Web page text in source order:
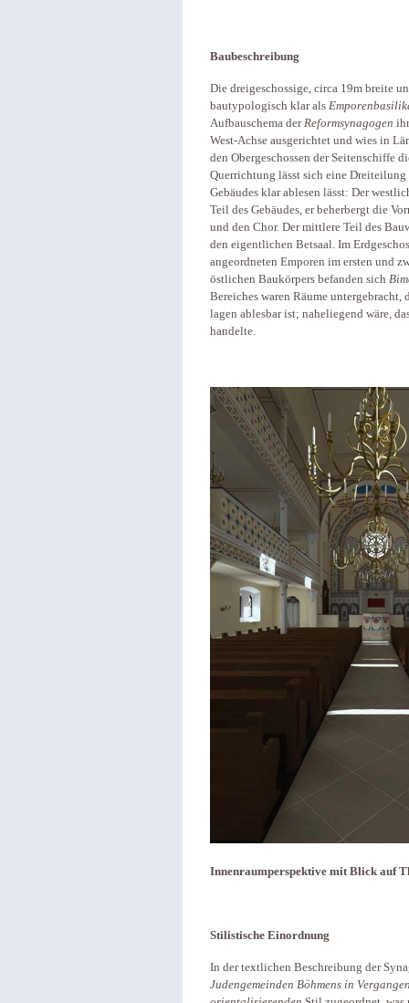
Baubeschreibung
Die dreigeschossige, circa 19m breite
bautypologisch klar als
Aufbauschema derReformsynagogen
West-Achse ausgerichtet und wies in
den Obergeschossen der Seitenschiffe
Querrichtung lässt sich eine
Gebäudes klar ablesen lässt: Der
Teil des Gebäudes, er beherbergt die
und den Chor. Der mittlere Teil des
den eigentlichen Bet­saal. Im
angeordneten Emporen im ersten und
östlichen Baukörpers befanden sich
Bereiches waren Räu­me
lagen ablesbar ist; naheliegend wäre,
handelte.
Innenraumperspektive mit Blick auf
Stilistische Einordnung
In der textlichen Beschreibung der
Judengemeinden Böhmens in